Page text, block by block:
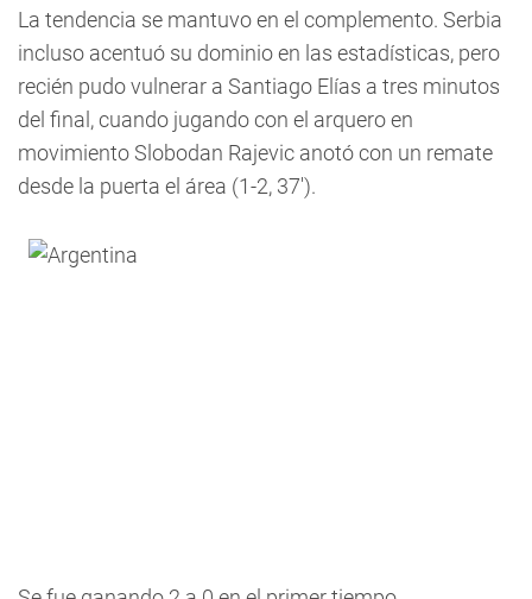
La tendencia se mantuvo en el complemento. Serbia
incluso acentuó su dominio en las estadísticas, pero
recién pudo vulnerar a Santiago Elías a tres minutos
del final, cuando jugando con el arquero en
movimiento Slobodan Rajevic anotó con un remate
desde la puerta el área (1-2, 37').